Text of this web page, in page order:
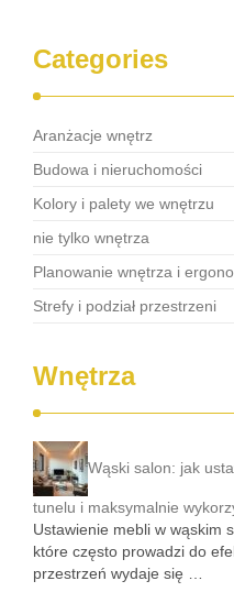
Categories
Aranżacje wnętrz
Budowa i nieruchomości
Kolory i palety we wnętrzu
nie tylko wnętrza
Planowanie wnętrza i
Strefy i podział przestrzeni
Wnętrza
Wąski salon: jak
tunelu i maksymalnie
Ustawienie mebli w wąskim
które często prowadzi do
przestrzeń wydaje się …